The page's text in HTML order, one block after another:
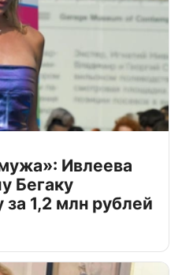
Ивлеева
Бегаку
1,2 млн рублей